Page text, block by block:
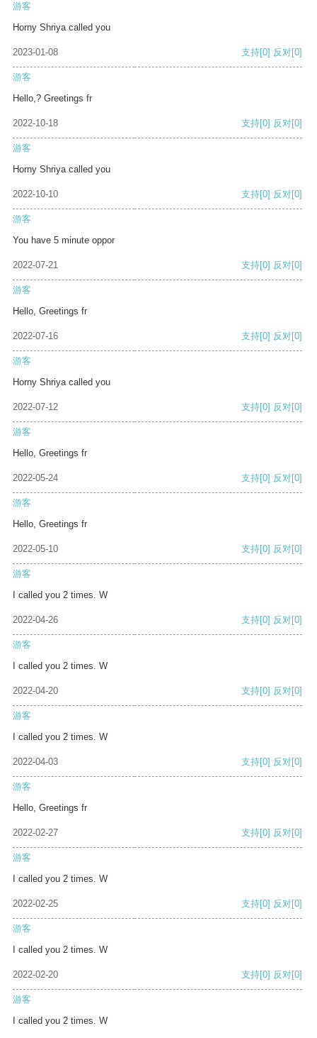
游客
Horny Shriya called you
2023-01-08 支持[0] 反对[0]
游客
Hello,? Greetings fr
2022-10-18 支持[0] 反对[0]
游客
Horny Shriya called you
2022-10-10 支持[0] 反对[0]
游客
You have 5 minute oppor
2022-07-21 支持[0] 反对[0]
游客
Hello, Greetings fr
2022-07-16 支持[0] 反对[0]
游客
Horny Shriya called you
2022-07-12 支持[0] 反对[0]
游客
Hello, Greetings fr
2022-05-24 支持[0] 反对[0]
游客
Hello, Greetings fr
2022-05-10 支持[0] 反对[0]
游客
I called you 2 times. W
2022-04-26 支持[0] 反对[0]
游客
I called you 2 times. W
2022-04-20 支持[0] 反对[0]
游客
I called you 2 times. W
2022-04-03 支持[0] 反对[0]
游客
Hello, Greetings fr
2022-02-27 支持[0] 反对[0]
游客
I called you 2 times. W
2022-02-25 支持[0] 反对[0]
游客
I called you 2 times. W
2022-02-20 支持[0] 反对[0]
游客
I called you 2 times. W